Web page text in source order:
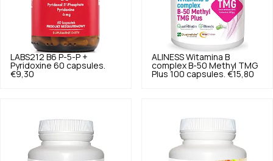
LABS212 B6 P-5-P +
Pyridoxine 60 capsules.
€9,30
ALINESS Witamina B
complex B-50 Methyl TMG
Plus 100 capsules. €15,80